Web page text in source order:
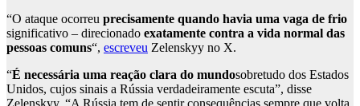
“O ataque ocorreu precisamente quando havia uma vaga de frio
significativo – direcionado exatamente contra a vida normal das
pessoas comuns“, escreveu Zelenskyy no X.
“É necessária uma reação clara do mundosobretudo dos Estados
Unidos, cujos sinais a Rússia verdadeiramente escuta”, disse